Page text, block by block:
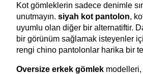
Kot gömleklerin sadece denimle
unutmayın. siyah kot pantolon,
uyumlu olan diğer bir alternatiftir.
bir görünüm sağlamak isteyenler
rengi chino pantolonlar harika bir
Oversize erkek gömlek